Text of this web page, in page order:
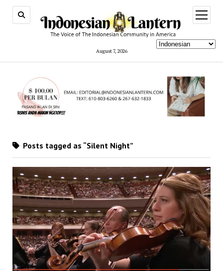
August 7, 2026
open
menu
Posts tagged as “Silent Night”